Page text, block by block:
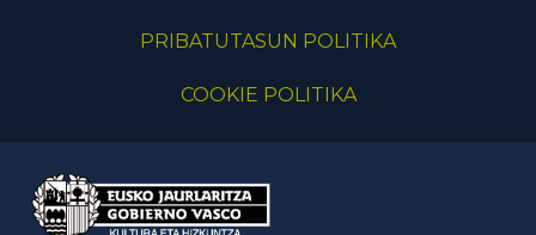
PRIBATUTASUN POLITIKA
COOKIE POLITIKA